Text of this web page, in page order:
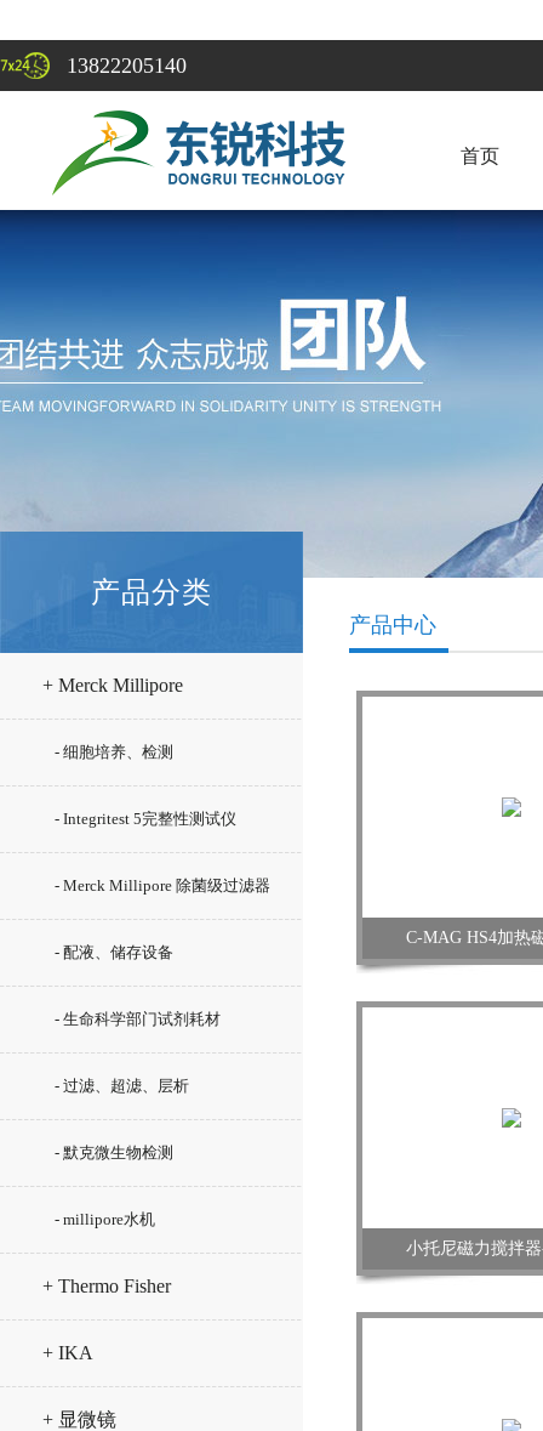
13822205140
首页
产品分类
+ Merck Millipore
- 细胞培养、检测
- Integritest 5完整性测试仪
- Merck Millipore 除菌级过滤器
- 配液、储存设备
- 生命科学部门试剂耗材
- 过滤、超滤、层析
- 默克微生物检测
- millipore水机
+ Thermo Fisher
+ IKA
+ 显微镜
产品中心
C-MAG HS4加热
小托尼磁力搅拌